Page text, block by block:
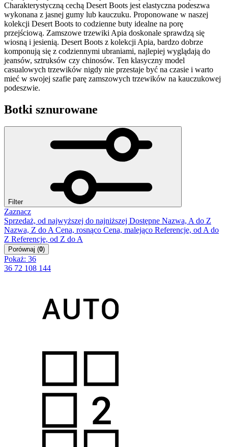
Charakterystyczną cechą Desert Boots jest elastyczna podeszwa
wykonana z jasnej gumy lub kauczuku. Proponowane w naszej
kolekcji Desert Boots to codzienne buty idealne na porę
przejściową. Zamszowe trzewiki Apia doskonale sprawdzą się
wiosną i jesienią. Desert Boots z kolekcji Apia, bardzo dobrze
komponują się z codziennymi ubraniami, najlepiej wyglądają do
jeansów, sztruksów czy chinosów. Ten klasyczny model
casualowych trzewików nigdy nie przestaje być na czasie i warto
mieć w swojej szafie parę zamszowych trzewików na kauczukowej
podeszwie.
Botki sznurowane
Filter
Zaznacz
Sprzedaż, od najwyższej do najniższej Dostępne Nazwa, A do Z
Nazwa, Z do ACena, rosnąco Cena, malejąco Referencje, od A do
Z Referencje, od Z do A
Porównaj (0)
Pokaż: 36
36 72 108 144